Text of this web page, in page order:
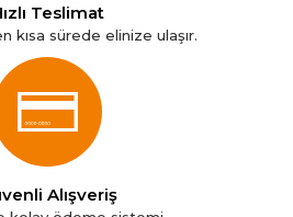
Teslimat
kısa sürede elinize ulaşır.
Alışveriş